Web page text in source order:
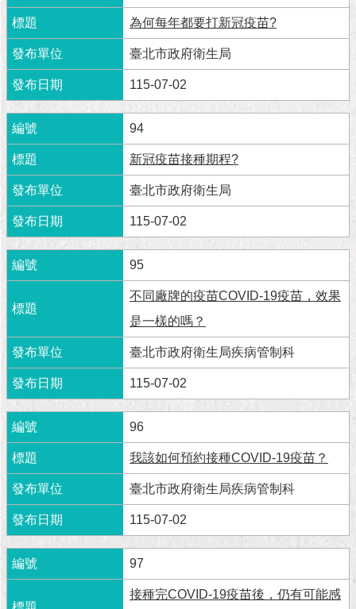
政
策
RSS
聯
絡
我
們
（陳
情
系
統
1999）
為何每年都要打新冠疫苗?
臺北市政府衛生局
115-07-02
94
新冠疫苗接種期程?
臺北市政府衛生局
115-07-02
95
不同廠牌的疫苗COVID-19疫苗，效果
是一樣的嗎？
臺北市政府衛生局疾病管制科
115-07-02
96
我該如何預約接種COVID-19疫苗？
臺北市政府衛生局疾病管制科
115-07-02
97
接種完COVID-19疫苗後，仍有可能感